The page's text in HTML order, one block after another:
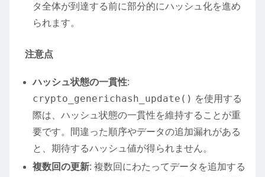
タ全体が到達する前に部分的にハッシュ化を進め
られます。
注意点
ハッシュ状態の一貫性:
crypto_generichash_update() を使用する
際は、ハッシュ状態の一貫性を維持することが重
要です。間違った順序やデータの追加漏れがある
と、期待するハッシュ値が得られません。
複数回の更新: 複数回にわたってデータを追加する